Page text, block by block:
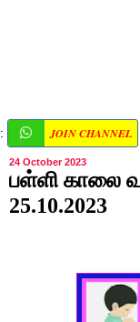
: JOIN CHANNEL
24 October 2023
பள்ளி காலை
25.10.2023